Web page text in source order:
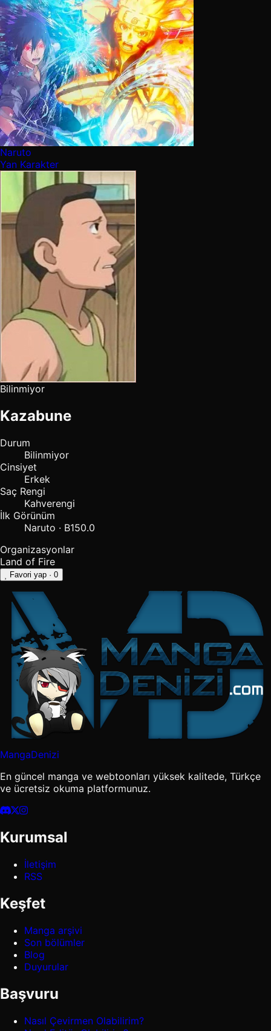
Naruto
Yan Karakter
Bilinmiyor
Kazabune
Durum
Bilinmiyor
Cinsiyet
Erkek
Saç Rengi
Kahverengi
İlk Görünüm
Naruto · B150.0
Organizasyonlar
Land of Fire
Favori yap · 0
MangaDenizi
En güncel manga ve webtoonları yüksek kalitede, Türkçe
ve ücretsiz okuma platformunuz.
Kurumsal
İletişim
RSS
Keşfet
Manga arşivi
Son bölümler
Blog
Duyurular
Başvuru
Nasıl Çevirmen Olabilirim?